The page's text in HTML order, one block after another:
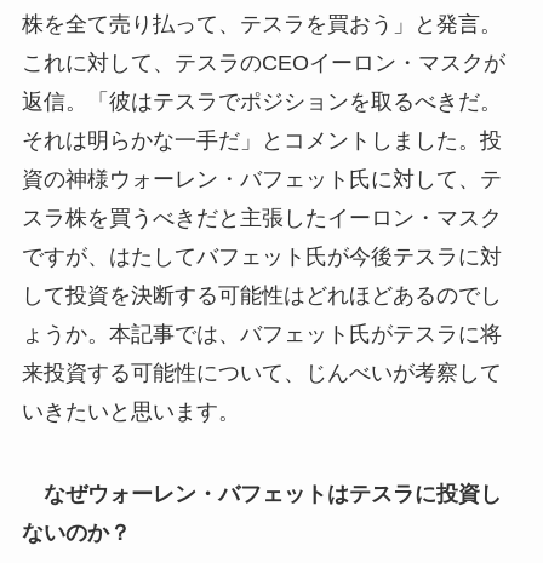
株を全て売り払って、テスラを買おう」と発言。
これに対して、テスラのCEOイーロン・マスクが
返信。「彼はテスラでポジションを取るべきだ。
それは明らかな一手だ」とコメントしました。投
資の神様ウォーレン・バフェット氏に対して、テ
スラ株を買うべきだと主張したイーロン・マスク
ですが、はたしてバフェット氏が今後テスラに対
して投資を決断する可能性はどれほどあるのでし
ょうか。本記事では、バフェット氏がテスラに将
来投資する可能性について、じんべいが考察して
いきたいと思います。
なぜウォーレン・バフェットはテスラに投資し
ないのか？